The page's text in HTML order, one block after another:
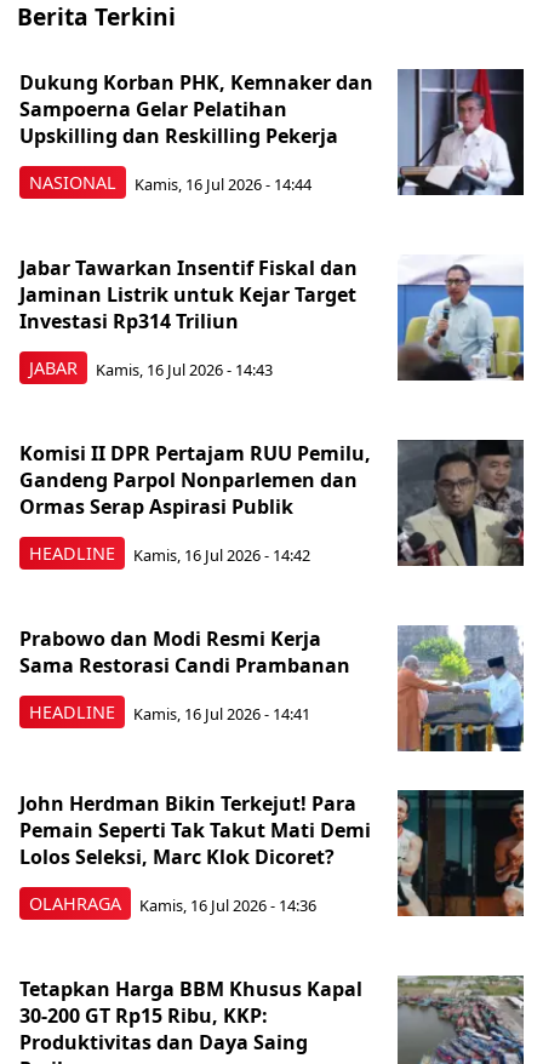
Berita Terkini
NASIONAL
Dukung Korban PHK, Kemnaker dan
Sampoerna Gelar Pelatihan
Upskilling dan Reskilling Pekerja
Kamis, 16 Jul 2026 - 14:44
JABAR
Jabar Tawarkan Insentif Fiskal dan
Jaminan Listrik untuk Kejar Target
Investasi Rp314 Triliun
Kamis, 16 Jul 2026 - 14:43
HEADLINE
Komisi II DPR Pertajam RUU Pemilu,
Gandeng Parpol Nonparlemen dan
Ormas Serap Aspirasi Publik
Kamis, 16 Jul 2026 - 14:42
HEADLINE
Prabowo dan Modi Resmi Kerja
Sama Restorasi Candi Prambanan
Kamis, 16 Jul 2026 - 14:41
OLAHRAGA
John Herdman Bikin Terkejut! Para
Pemain Seperti Tak Takut Mati Demi
Lolos Seleksi, Marc Klok Dicoret?
Kamis, 16 Jul 2026 - 14:36
Tetapkan Harga BBM Khusus Kapal
30-200 GT Rp15 Ribu, KKP:
Produktivitas dan Daya Saing